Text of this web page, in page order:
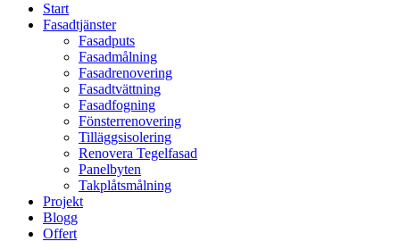
Start
Fasadtjänster
Fasadputs
Fasadmålning
Fasadrenovering
Fasadtvättning
Fasadfogning
Fönsterrenovering
Tilläggsisolering
Renovera Tegelfasad
Panelbyten
Takplåtsmålning
Projekt
Blogg
Offert